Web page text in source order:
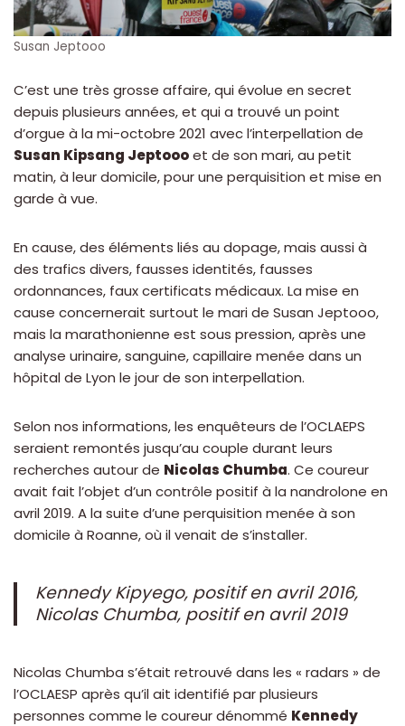
Susan Jeptooo
C’est une très grosse affaire, qui évolue en secret
depuis plusieurs années, et qui a trouvé un point
d’orgue à la mi-octobre 2021 avec l’interpellation de
Susan Kipsang Jeptoooet de son mari, au petit
matin, à leur domicile, pour une perquisition et mise en
garde à vue.
En cause, des éléments liés au dopage, mais aussi à
des trafics divers, fausses identités, fausses
ordonnances, faux certificats médicaux. La mise en
cause concernerait surtout le mari de Susan Jeptooo,
mais la marathonienne est sous pression, après une
analyse urinaire, sanguine, capillaire menée dans un
hôpital de Lyon le jour de son interpellation.
Selon nos informations, les enquêteurs de l’OCLAEPS
seraient remontés jusqu’au couple durant leurs
recherches autour de Nicolas Chumba. Ce coureur
avait fait l’objet d’un contrôle positif à la nandrolone en
avril 2019. A la suite d’une perquisition menée à son
domicile à Roanne, où il venait de s’installer.
Kennedy Kipyego, positif en avril 2016,
Nicolas Chumba, positif en avril 2019
Nicolas Chumba s’était retrouvé dans les « radars » de
l’OCLAESP après qu’il ait identifié par plusieurs
personnes comme le coureur dénommé Kennedy